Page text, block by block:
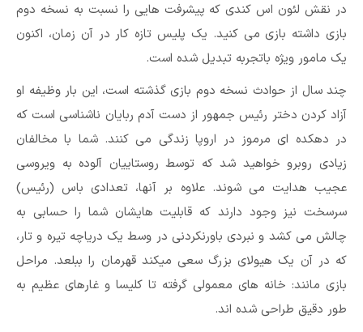
در نقش لئون اس کندی که پیشرفت هایی را نسبت به نسخه دوم
بازی داشته بازی می کنید. یک پلیس تازه کار در آن زمان، اکنون
یک مامور ویژه باتجربه تبدیل شده است.
چند سال از حوادث نسخه دوم بازی گذشته است، این بار وظیفه او
آزاد کردن دختر رئیس جمهور از دست آدم ربایان ناشناسی است که
در دهکده ای مرموز در اروپا زندگی می کنند. شما با مخالفان
زیادی روبرو خواهید شد که توسط روستاییان آلوده به ویروسی
عجیب هدایت می شوند. علاوه بر آنها، تعدادی باس (رئیس)
سرسخت نیز وجود دارند که قابلیت هایشان شما را حسابی به
چالش می کشد و نبردی باورنکردنی در وسط یک دریاچه تیره و تار،
که در آن یک هیولای بزرگ سعی میکند قهرمان را ببلعد. مراحل
بازی مانند: خانه های معمولی گرفته تا کلیسا و غارهای عظیم به
طور دقیق طراحی شده اند.